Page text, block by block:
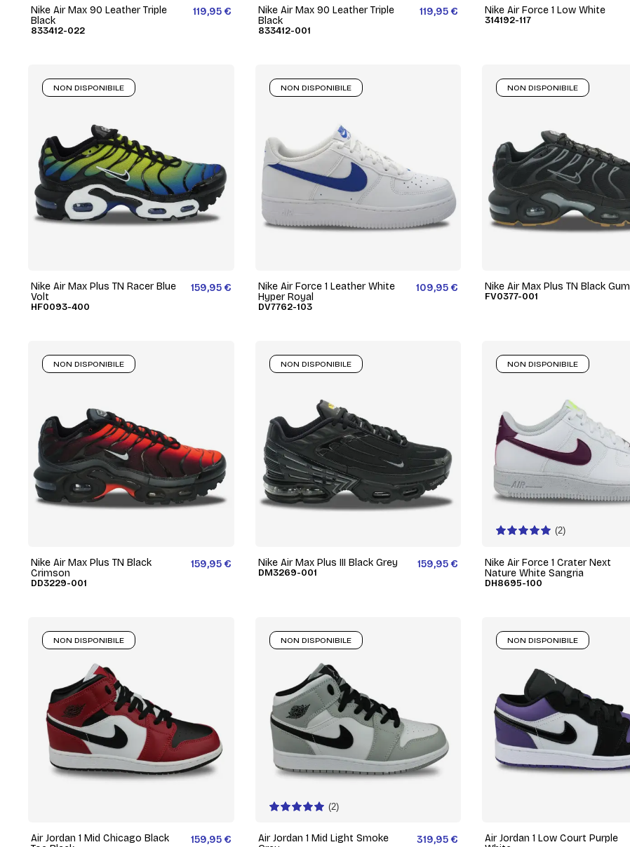
Nike Air Max 90 Leather Triple
Black
833412-022
119,95 €
Nike Air Max 90 Leather Triple
Black
833412-001
119,95 € Nike Air Force 1 Low White
314192-117
Nike Air Max Plus TN Racer Blue
Volt
HF0093-400
159,95 €
NON DISPONIBILE
Nike Air Force 1 Leather White
Hyper Royal
DV7762-103
109,95 €
NON DISPONIBILE
Nike Air Max Plus TN Black Gum
FV0377-001
NON DISPONIBILE
Nike Air Max Plus TN Black
Crimson
DD3229-001
159,95 €
NON DISPONIBILE
Nike Air Max Plus III Black Grey
DM3269-001
159,95 €
NON DISPONIBILE
(2)
Nike Air Force 1 Crater Next
Nature White Sangria
DH8695-100
NON DISPONIBILE
Air Jordan 1 Mid Chicago Black
159,95 €
NON DISPONIBILE
(2)
Air Jordan 1 Mid Light Smoke
319,95 €
NON DISPONIBILE
Air Jordan 1 Low Court Purple
NON DISPONIBILE